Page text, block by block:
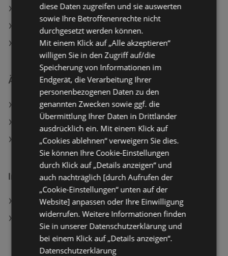
Aktuelle RED ZAC Flugblätter
Aktuelle MediaMarkt Flugblätter
Aktuelle EXPERT Flugblätter
Ähnliche Händler
MediaMarkt Angebote
RED ZAC Angebote
EXPERT Angebote
Interessantes auf wogibtswas.at
BILLA Filialen in Pottenstein
Philips CX5535/11 Turmventilator Dark Grey (40
Watt, mit Fernbedienung, 3 Geschwindigkeitsstufen,
Timerfunktion)
diese Daten zugreifen und sie auswerten
sowie Ihre Betroffenenrechte nicht
durchgesetzt werden können.
Mit einem Klick auf „Alle akzeptieren“
willigen Sie in den Zugriff auf/die
Speicherung von Informationen im
Endgerät, die Verarbeitung Ihrer
personenbezogenen Daten zu den
genannten Zwecken sowie ggf. die
Übermittlung Ihrer Daten in Drittländer
ausdrücklich ein. Mit einem Klick auf
„Cookies ablehnen“ verweigern Sie dies.
Sie können Ihre Cookie-Einstellungen
durch Klick auf „Details anzeigen“ und
auch nachträglich [durch Aufrufen der
„Cookie-Einstellungen“ unten auf der
Website] anpassen oder Ihre Einwilligung
widerrufen. Weitere Informationen finden
Sie in unserer Datenschutzerklärung und
bei einem Klick auf „Details anzeigen“.
Datenschutzerklärung